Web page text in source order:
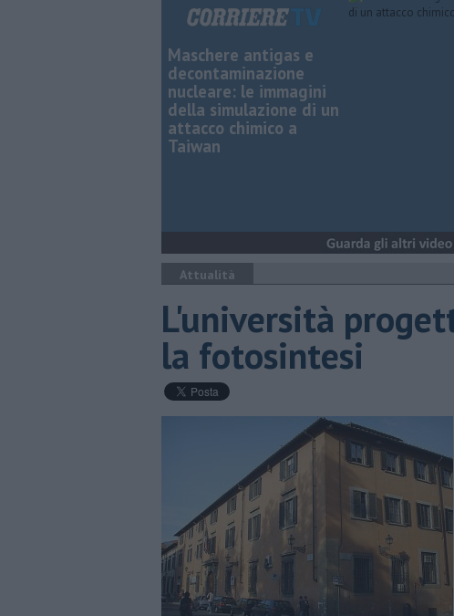
Maschere antigas e
decontaminazione
nucleare: le immagini
della simulazione di un
attacco chimico a
Taiwan
Attualità
L'università
la fotosintesi